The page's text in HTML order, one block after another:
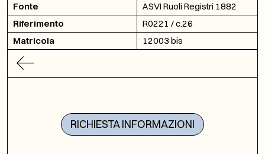
Fonte
ASVI Ruoli Registri 1882
Riferimento
R0221 / c.26
Matricola
12003 bis
RICHIESTA INFORMAZIONI